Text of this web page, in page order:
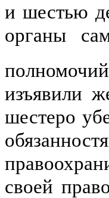
и шестью
органы
полномочий
изъявили
шестеро
своей